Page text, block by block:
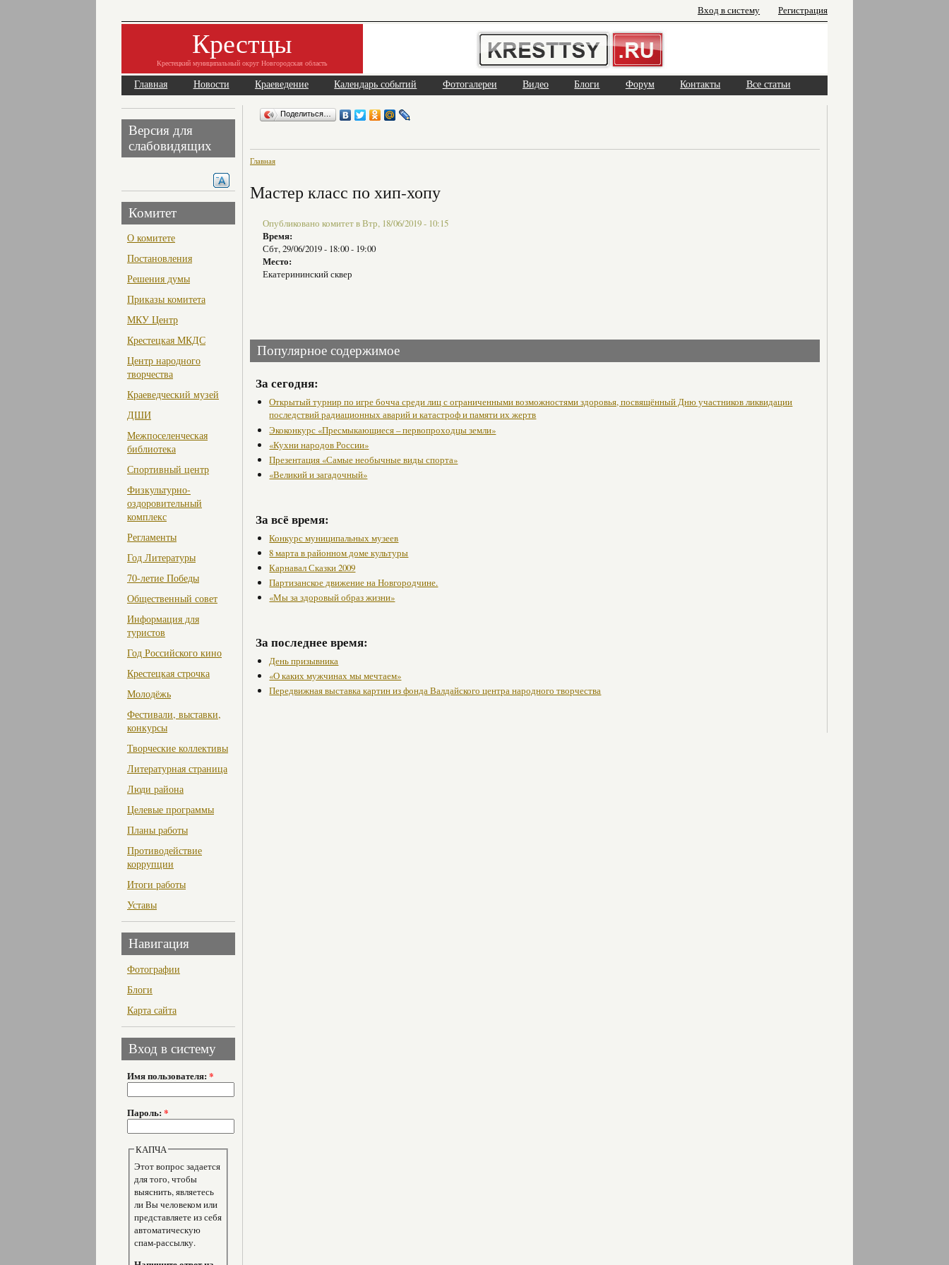
Вход в систему Регистрация
Крестцы
Крестецкий муниципальный округ Новгородская область
Главная Новости Краеведение Календарь событий Фотогалереи Видео Блоги Форум Контакты Все статьи
Версия для
слабовидящих
Комитет
О комитете
Постановления
Решения думы
Приказы комитета
МКУ Центр
Крестецкая МКДС
Центр народного
творчества
Краеведческий музей
ДШИ
Межпоселенческая
библиотека
Спортивный центр
Физкультурно-
оздоровительный
комплекс
Регламенты
Год Литературы
70-летие Победы
Общественный совет
Информация для
туристов
Год Российского кино
Крестецкая строчка
Молодёжь
Фестивали, выставки,
конкурсы
Творческие коллективы
Литературная страница
Люди района
Целевые программы
Планы работы
Противодействие
коррупции
Итоги работы
Уставы
Навигация
Фотографии
Блоги
Карта сайта
Вход в систему
Имя пользователя: *
Пароль: *
КАПЧА
Этот вопрос задается
для того, чтобы
выяснить, являетесь
ли Вы человеком или
представляете из себя
автоматическую
спам-рассылку.
Поделиться…
Главная
Мастер класс по хип-хопу
Опубликовано комитет в Втр, 18/06/2019 - 10:15
Время:
Сбт, 29/06/2019 - 18:00- 19:00
Место:
Екатерининский сквер
Популярное содержимое
За сегодня:
Открытый турнир по игре бочча среди лиц с ограниченными возможностями здоровья, посвящённый Дню участников ликвидации
последствий радиационных аварий и катастроф и памяти их жертв
Экоконкурс «Пресмыкающиеся – первопроходцы земли»
«Кухни народов России»
Презентация «Самые необычные виды спорта»
«Великий и загадочный»
За всё время:
Конкурс муниципальных музеев
8 марта в районном доме культуры
Карнавал Сказки 2009
Партизанское движение на Новгородчине.
«Мы за здоровый образ жизни»
За последнее время:
День призывника
«О каких мужчинах мы мечтаем»
Передвижная выставка картин из фонда Валдайского центра народного творчества